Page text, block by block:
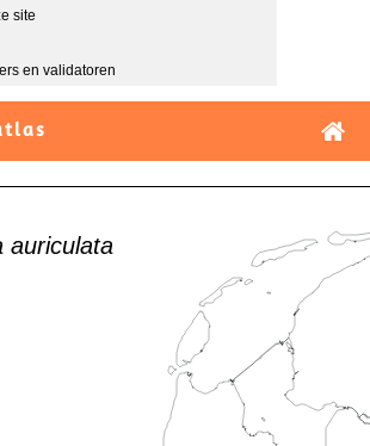
site
en validatoren